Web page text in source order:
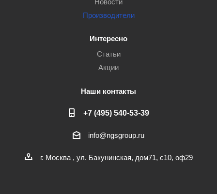
Новости
Производители
Интересно
Статьи
Акции
Наши контакты
+7 (495) 540-53-39
info@ngsgroup.ru
г. Москва , ул. Бакунинская, дом71, с10, оф29